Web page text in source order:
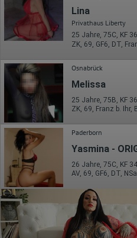
Lina
Privathaus Liberty
ZK, 69, GF6, DT,
Osnabrück
Melissa
Paderborn
Yasmina -
AV, 69, GF6, DT,